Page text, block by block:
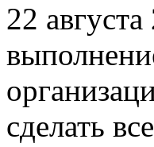
22
сделать